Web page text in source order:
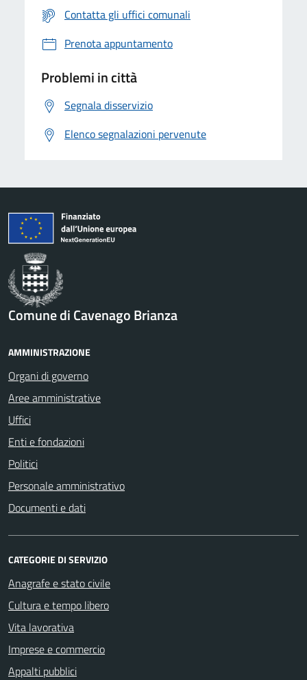
Contatta gli uffici comunali
Prenota appuntamento
Problemi in città
Segnala disservizio
Elenco segnalazioni pervenute
Comune di Cavenago Brianza
AMMINISTRAZIONE
Organi di governo
Aree amministrative
Uffici
Enti e fondazioni
Politici
Personale amministrativo
Documenti e dati
CATEGORIE DI SERVIZIO
Anagrafe e stato civile
Cultura e tempo libero
Vita lavorativa
Imprese e commercio
Appalti pubblici